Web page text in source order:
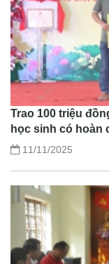
Trao 100 triệu
học sinh có hoàn
11/11/2025